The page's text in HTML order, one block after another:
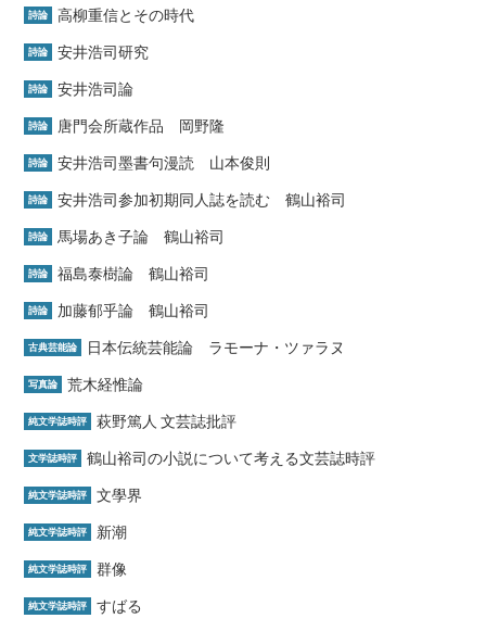
詩論 高柳重信とその時代
詩論 安井浩司研究
詩論 安井浩司論
詩論 唐門会所蔵作品 岡野隆
詩論 安井浩司墨書句漫読 山本俊則
詩論 安井浩司参加初期同人誌を読む 鶴山裕司
詩論 馬場あき子論 鶴山裕司
詩論 福島泰樹論 鶴山裕司
詩論 加藤郁乎論 鶴山裕司
古典芸能論 日本伝統芸能論 ラモーナ・ツァラヌ
写真論 荒木経惟論
純文学誌時評 萩野篤人 文芸誌批評
文学誌時評 鶴山裕司の小説について考える文芸誌時評
純文学誌時評 文學界
純文学誌時評 新潮
純文学誌時評 群像
純文学誌時評 すばる